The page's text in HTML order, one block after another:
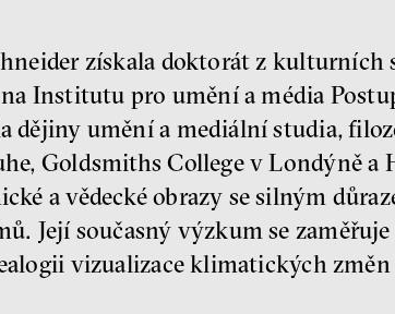
získala doktorát z kulturních
Institutu pro umění a média
dějiny umění a mediální studia,
Goldsmiths College v Londýně
a vědecké obrazy se silným
Její současný výzkum se
vizualizace klimatických